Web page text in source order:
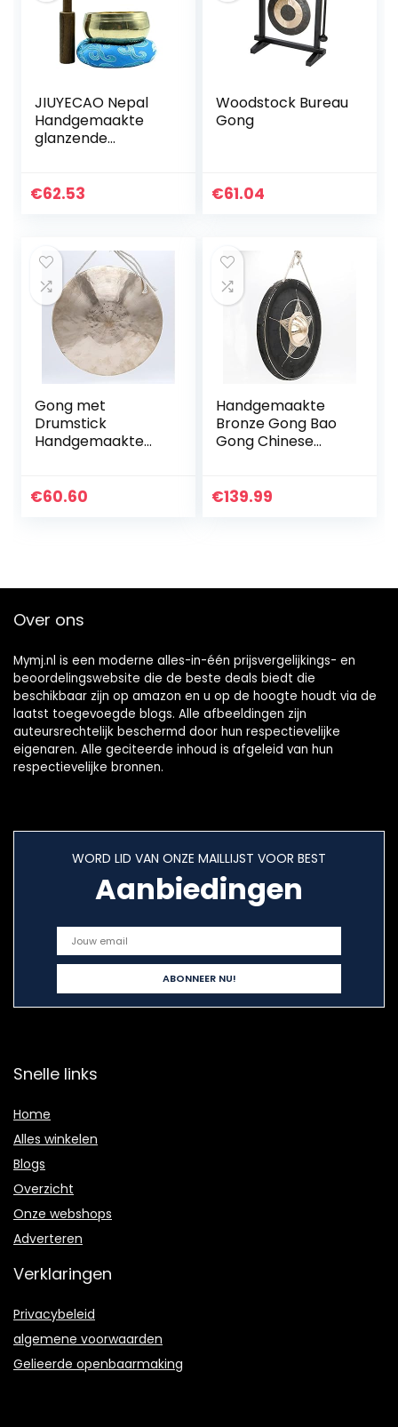
JIUYECAO Nepal
Handgemaakte
glanzende
klankschaal set
€62.53
Woodstock Bureau
Gong
€61.04
Gong met
Drumstick
Handgemaakte
Percussion
28cm)
€60.60
Handgemaakte
Bronze Gong Bao
Gong Chinese
muziekinstrument
€139.99
Over ons
Mymj.nl is een moderne alles-in-één prijsvergelijkings- en
beoordelingswebsite die de beste deals biedt die
beschikbaar zijn op amazon en u op de hoogte houdt via de
laatst toegevoegde blogs. Alle afbeeldingen zijn
auteursrechtelijk beschermd door hun respectievelijke
eigenaren. Alle geciteerde inhoud is afgeleid van hun
respectievelijke bronnen.
WORD LID VAN ONZE MAILLIJST VOOR BEST
Aanbiedingen
Snelle links
Home
Alles winkelen
Blogs
Overzicht
Onze webshops
Adverteren
Verklaringen
Privacybeleid
algemene voorwaarden
Gelieerde openbaarmaking